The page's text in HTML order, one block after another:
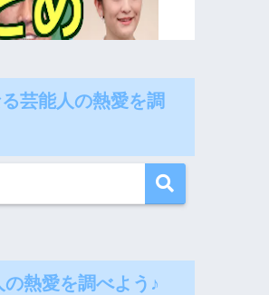
芸能人の熱愛を調
熱愛を調べよう♪